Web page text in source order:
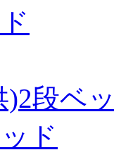
)2段ベ
ド